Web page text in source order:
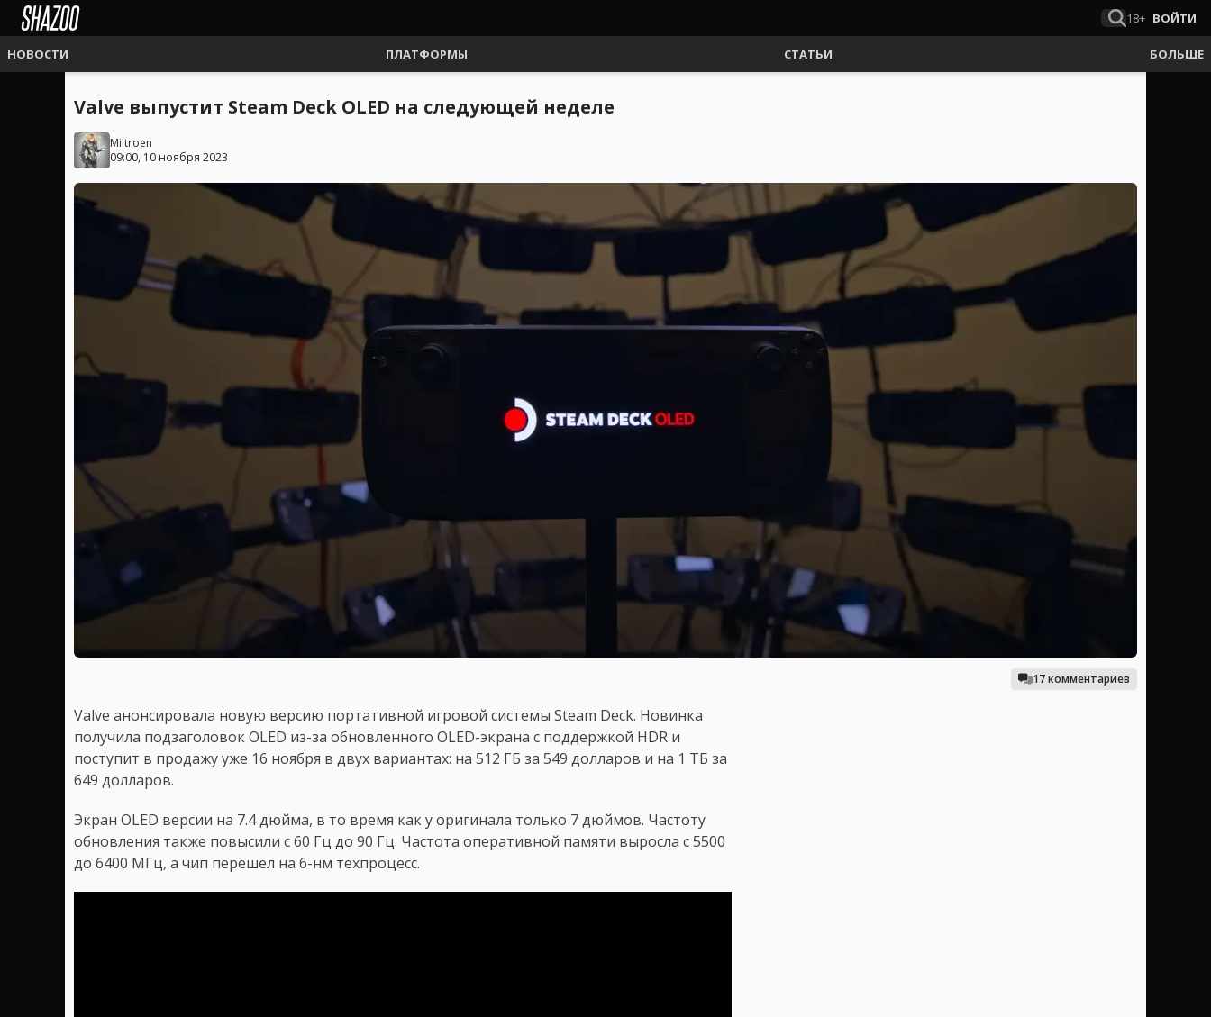
18+ ВОЙТИ
НОВОСТИ ПЛАТФОРМЫ СТАТЬИ БОЛЬШЕ
Valve выпустит Steam Deck OLED на следующей неделе
Miltroen
09:00, 10 ноября 2023
17 комментариев
Valve анонсировала новую версию портативной игровой системы Steam Deck. Новинка
получила подзаголовок OLED из-за обновленного OLED-экрана с поддержкой HDR и
поступит в продажу уже 16 ноября в двух вариантах: на 512 ГБ за 549 долларов и на 1 ТБ за
649 долларов.
Экран OLED версии на 7.4 дюйма, в то время как у оригинала только 7 дюймов. Частоту
обновления также повысили с 60 Гц до 90 Гц. Частота оперативной памяти выросла с 5500
до 6400 МГц, а чип перешел на 6-нм техпроцесс.